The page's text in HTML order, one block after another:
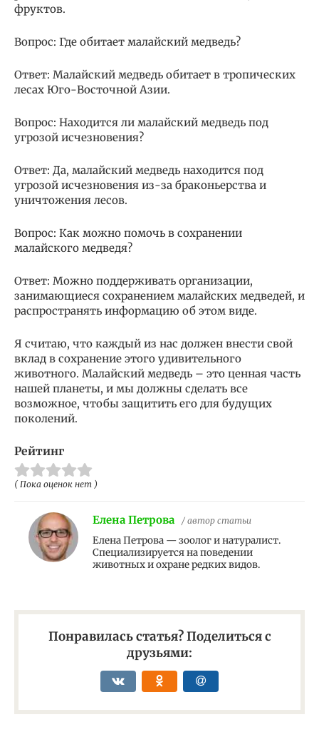
фруктов.
Вопрос: Где обитает малайский медведь?
Ответ: Малайский медведь обитает в тропических
лесах Юго-Восточной Азии.
Вопрос: Находится ли малайский медведь под
угрозой исчезновения?
Ответ: Да, малайский медведь находится под
угрозой исчезновения из-за браконьерства и
уничтожения лесов.
Вопрос: Как можно помочь в сохранении
малайского медведя?
Ответ: Можно поддерживать организации,
занимающиеся сохранением малайских медведей, и
распространять информацию об этом виде.
Я считаю, что каждый из нас должен внести свой
вклад в сохранение этого удивительного
животного. Малайский медведь – это ценная часть
нашей планеты, и мы должны сделать все
возможное, чтобы защитить его для будущих
поколений.
Рейтинг
( Пока оценок нет )
Елена Петрова / автор статьи
Елена Петрова — зоолог и натуралист.
Специализируется на поведении
животных и охране редких видов.
Понравилась статья? Поделиться с
друзьями: